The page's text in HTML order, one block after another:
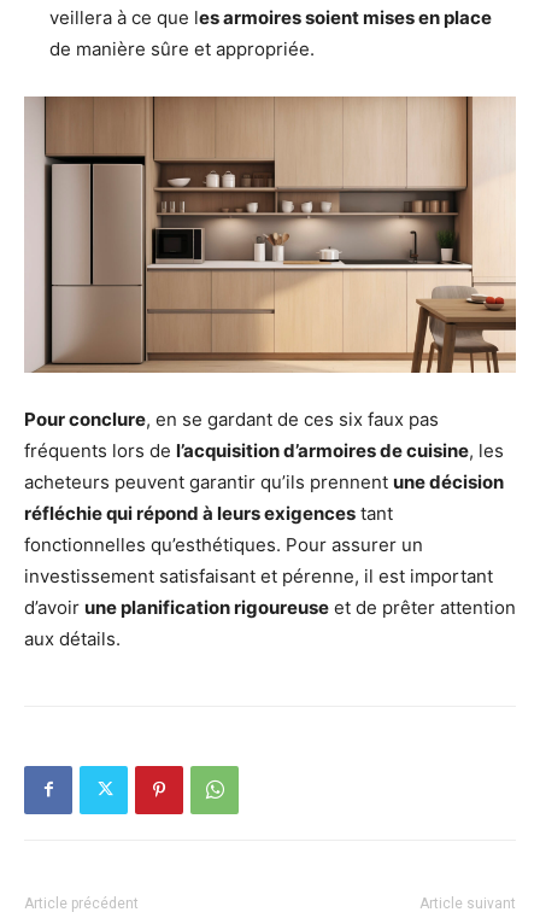
veillera à ce que les armoires soient mises en place
de manière sûre et appropriée.
Pour conclure, en se gardant de ces six faux pas
fréquents lors de l’acquisition d’armoires de cuisine, les
acheteurs peuvent garantir qu’ils prennent une décision
réfléchie qui répond à leurs exigences tant
fonctionnelles qu’esthétiques. Pour assurer un
investissement satisfaisant et pérenne, il est important
d’avoir une planification rigoureuse et de prêter attention
aux détails.
Article précédent Article suivant